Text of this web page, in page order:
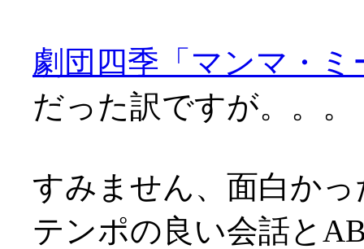
劇団四季「マンマ・ミ
だった訳ですが。。。
すみません、面白か
テンポの良い会話と